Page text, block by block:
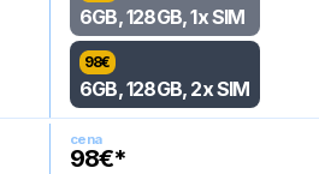
6GB, 128GB, 1x SIM
98€
6GB, 128GB, 2x SIM
cena
98€*